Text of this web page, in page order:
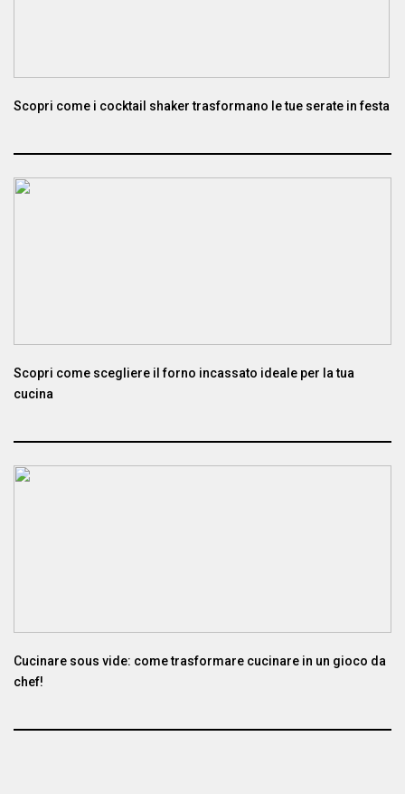
Scopri come i cocktail shaker trasformano le tue serate in festa
Scopri come scegliere il forno incassato ideale per la tua
cucina
Cucinare sous vide: come trasformare cucinare in un gioco da
chef!